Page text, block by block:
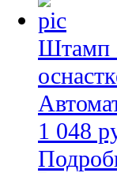
Штамп
1 048